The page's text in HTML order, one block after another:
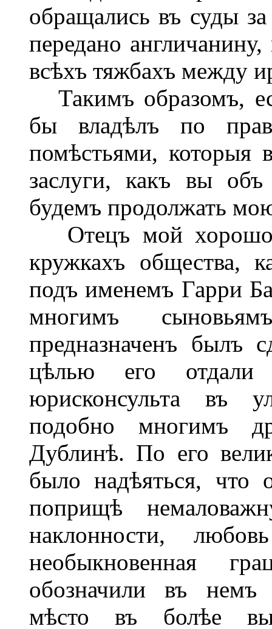
обращались въ суды
передано
всѣхъ тяжбахъ между
Такимъ образомъ,
бы владѣлъ по
помѣстьями, которыя
заслуги, какъ вы
будемъ продолжать
Отецъ мой хорошо
кружкахъ общества,
подъ именемъ Гарри
многимъ
предназначенъ былъ
цѣлью его отдали
юрисконсульта въ
подобно многимъ
Дублинѣ. По его
было надѣяться, что
поприщѣ
наклонности,
необыкновенная
обозначили въ немъ
мѣсто въ болѣе